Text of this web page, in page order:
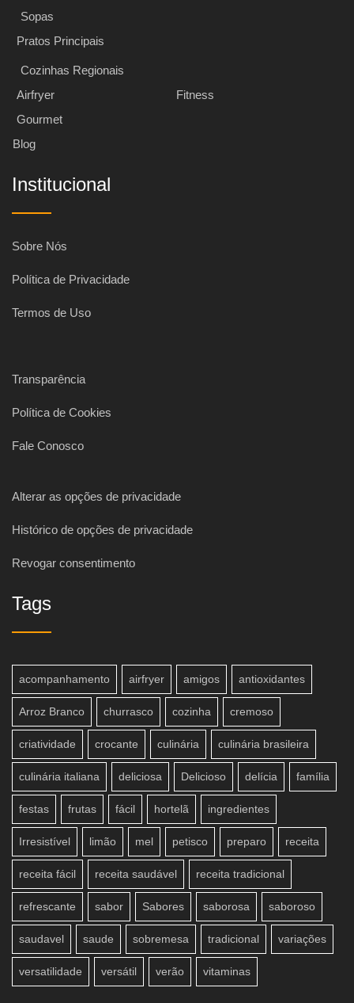
Sopas
Pratos Principais
Cozinhas Regionais
Airfryer
Fitness
Gourmet
Blog
Institucional
Sobre Nós
Política de Privacidade
Termos de Uso
Transparência
Política de Cookies
Fale Conosco
Alterar as opções de privacidade
Histórico de opções de privacidade
Revogar consentimento
Tags
acompanhamento airfryer amigos antioxidantes
Arroz Branco churrasco cozinha cremoso
criatividade crocante culinária culinária brasileira
culinária italiana deliciosa Delicioso delícia família
festas frutas fácil hortelã ingredientes
Irresistível limão mel petisco preparo receita
receita fácil receita saudável receita tradicional
refrescante sabor Sabores saborosa saboroso
saudavel saude sobremesa tradicional variações
versatilidade versátil verão vitaminas